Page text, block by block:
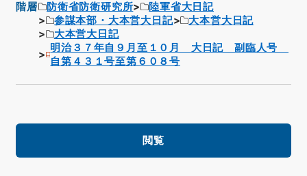
階層 防衛省防衛研究所
陸軍省大日記
参謀本部・大本営大日記
大本営大日記
大本営大日記
明治３７年自９月至１０月 大日記 副臨人号
自第４３１号至第６０８号
閲覧